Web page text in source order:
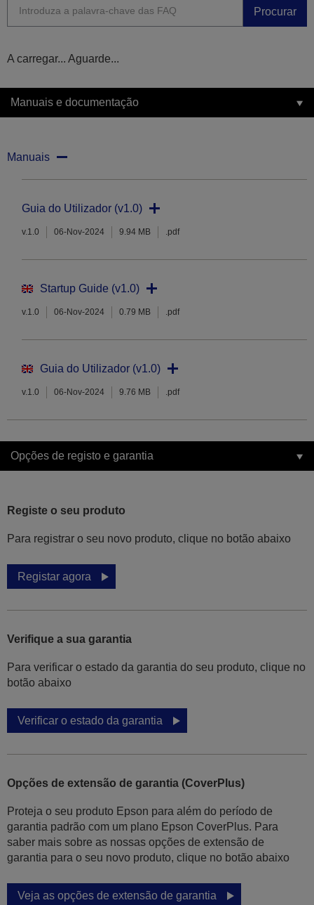
Procurar
A carregar... Aguarde...
Manuais e documentação
Manuais
Guia do Utilizador (v1.0)
v.1.0 06-Nov-2024 9.94 MB .pdf
Startup Guide (v1.0)
v.1.0 06-Nov-2024 0.79 MB .pdf
Guia do Utilizador (v1.0)
v.1.0 06-Nov-2024 9.76 MB .pdf
Opções de registo e garantia
Registe o seu produto
Para registrar o seu novo produto, clique no botão abaixo
Registar agora
Verifique a sua garantia
Para verificar o estado da garantia do seu produto, clique no
botão abaixo
Verificar o estado da garantia
Opções de extensão de garantia (CoverPlus)
Proteja o seu produto Epson para além do período de
garantia padrão com um plano Epson CoverPlus. Para
saber mais sobre as nossas opções de extensão de
garantia para o seu novo produto, clique no botão abaixo
Veja as opções de extensão de garantia